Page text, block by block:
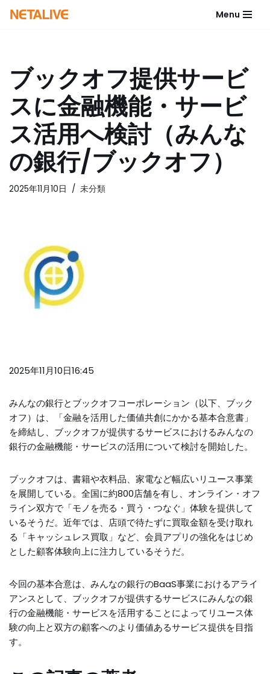
ン
ツ
へ
ス
キ
プ
Menu
ブックオフ提供サービ
スに金融機能・サービ
ス活用へ検討（みんな
の銀行/ブックオフ）
2025年11月10日 未分類
2025年11月10日16:45
みんなの銀行とブックオフコーポレーション（以下、ブック
オフ）は、「金融を活用した価値共創にかかる基本合意書」
を締結し、ブックオフが提供するサービスにおけるみんなの
銀行の金融機能・サービスの活用について検討を開始した。
ブックオフは、書籍や衣料品、家電など幅広いリユース事業
を展開している。全国に約800店舗を有し、オンライン・オフ
ライン双方で「モノを売る・買う・つなぐ」体験を提供して
いるそうだ。近年では、店頭で待たずに買取金額を受け取れ
る「キャッシュレス買取」など、会員アプリの強化をはじめ
とした顧客体験向上に注力しているそうだ。
今回の基本合意は、みんなの銀行のBaaS事業におけるアライ
アンスとして、ブックオフが提供するサービスにみんなの銀
行の金融機能・サービスを活用することによってリユース体
験の向上と双方の顧客へのより価値あるサービス提供を目指
す。